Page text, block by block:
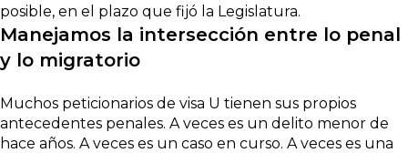
posible, en el plazo que fijó la Legislatura.
Manejamos la intersección entre lo penal
y lo migratorio
Muchos peticionarios de visa U tienen sus propios
antecedentes penales. A veces es un delito menor de
hace años. A veces es un caso en curso. A veces es una